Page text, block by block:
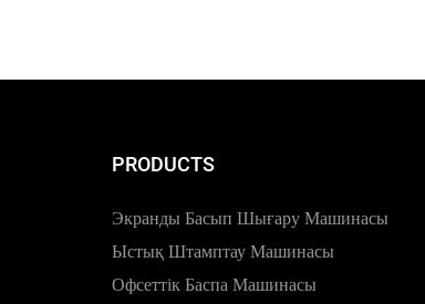
PRODUCTS
Экранды Басып Шығару Машинасы
Ыстық Штамптау Машинасы
Офсеттік Баспа Машинасы